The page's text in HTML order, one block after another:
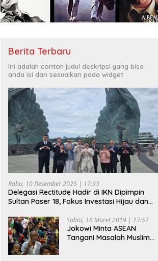
Berita Terbaru
Ini adalah contoh judul deskripsi yang bisa
anda isi dan sesuaikan pada widget
Rabu, 10 Desember 2025 | 17:33
Delegasi Rectitude Hadir di IKN Dipimpin
Sultan Paser 18, Fokus Investasi Hijau dan
Sabtu, 16 Maret 2019 | 17:57
Jokowi Minta ASEAN
Tangani Masalah Muslim